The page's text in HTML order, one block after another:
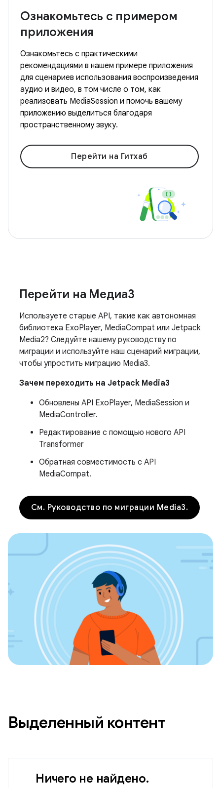
Ознакомьтесь с примером
приложения
Ознакомьтесь с практическими
рекомендациями в нашем примере приложения
для сценариев использования воспроизведения
аудио и видео, в том числе о том, как
реализовать MediaSession и помочь вашему
приложению выделиться благодаря
пространственному звуку.
Перейти на Гитхаб
Перейти на Медиа3
Используете старые API, такие как автономная
библиотека ExoPlayer, MediaCompat или Jetpack
Media2? Следуйте нашему руководству по
миграции и используйте наш сценарий миграции,
чтобы упростить миграцию Media3.
Зачем переходить на Jetpack Media3
Обновлены API ExoPlayer, MediaSession и
MediaController.
Редактирование с помощью нового API
Transformer
Обратная совместимость с API
MediaCompat.
См. Руководство по миграции Media3.
Выделенный контент
Ничего не найдено.